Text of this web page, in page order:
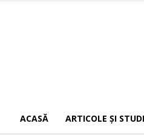
ACASĂ ARTICOLE ŞI